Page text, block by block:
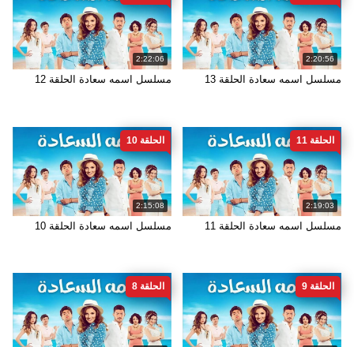
2:20:56
مسلسل اسمه سعادة الحلقة 13
2:22:06
مسلسل اسمه سعادة الحلقة 12
2:19:03
الحلقة 11
مسلسل اسمه سعادة الحلقة 11
2:15:08
الحلقة 10
مسلسل اسمه سعادة الحلقة 10
الحلقة 9 الحلقة 8